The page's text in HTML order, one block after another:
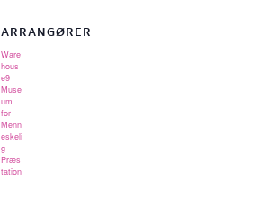
ARRANGØRER
Ware
hous
e9
Muse
um
for
Menn
eskeli
g
Præs
tation